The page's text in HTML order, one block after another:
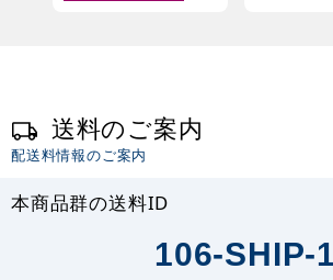
送料のご案内
配送料情報のご案内
本商品群の送料ID
106-SHIP-1